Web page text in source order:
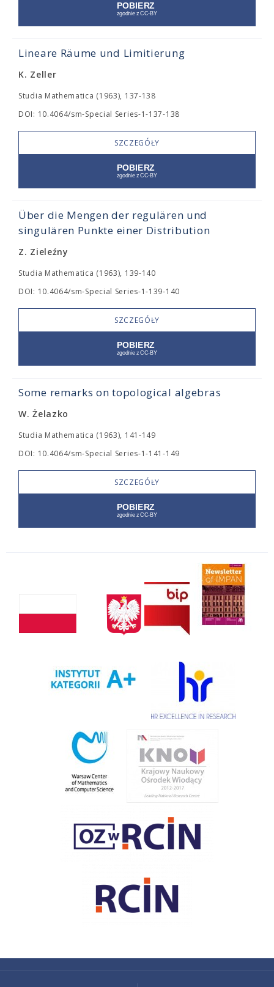
Lineare Räume und Limitierung
K. Zeller
Studia Mathematica (1963), 137-138
DOI: 10.4064/sm-Special Series-1-137-138
SZCZEGÓŁY
Über die Mengen der regulären und
singulären Punkte einer Distribution
Z. Zieleźny
Studia Mathematica (1963), 139-140
DOI: 10.4064/sm-Special Series-1-139-140
SZCZEGÓŁY
Some remarks on topological algebras
W. Żelazko
Studia Mathematica (1963), 141-149
DOI: 10.4064/sm-Special Series-1-141-149
SZCZEGÓŁY